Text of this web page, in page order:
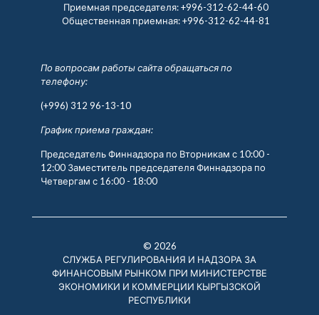
Приемная председателя:+996-312-62-44-60
Общественная приемная:+996-312-62-44-81
По вопросам работы сайта обращаться по
телефону:
(+996) 312 96-13-10
График приема граждан:
Председатель Финнадзора по Вторникам с 10:00 -
12:00 Заместитель председателя Финнадзора по
Четвергам с 16:00 - 18:00
© 2026
СЛУЖБА РЕГУЛИРОВАНИЯ И НАДЗОРА ЗА
ФИНАНСОВЫМ РЫНКОМ ПРИ МИНИСТЕРСТВЕ
ЭКОНОМИКИ И КОММЕРЦИИ КЫРГЫЗСКОЙ
РЕСПУБЛИКИ